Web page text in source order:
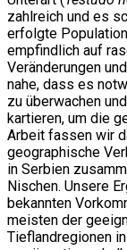
zahlreich und es
erfolgte
empfindlich auf
Veränderungen
nahe, dass es
zu überwachen
kartieren, um die
Arbeit fassen wir
geographische
in Serbien
Nischen. Unsere
bekannten
meisten der
Tieflandregionen